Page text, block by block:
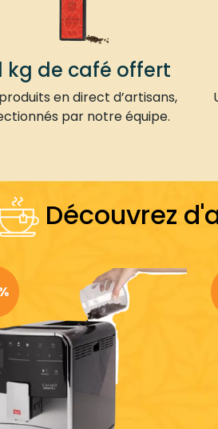
kg de café offert
en direct d’artisans,
par notre équipe.
Découvrez